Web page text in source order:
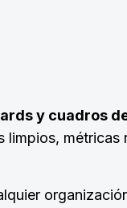
y cuadros
limpios, métricas